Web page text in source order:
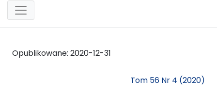
Opublikowane: 2020-12-31
Tom 56 Nr 4 (2020)